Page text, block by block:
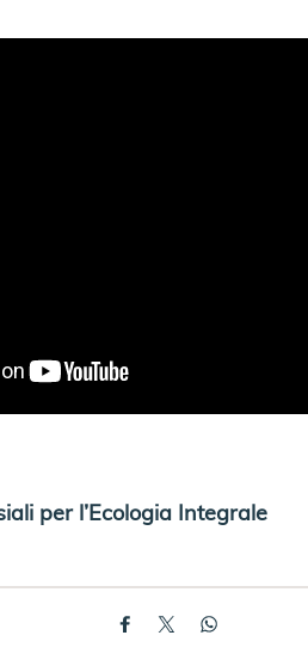
per l’Ecologia Integrale